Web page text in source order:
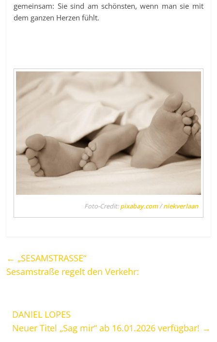
gemeinsam: Sie sind am schönsten, wenn man sie mit
dem ganzen Herzen fühlt.
Foto-Credit:pixabay.com/niekverlaan
← „SESAMSTRASSE“
Sesamstraße regelt den Verkehr:
DANIEL LOPES
Neuer Titel „Sag mir“ ab 16.01.2026 verfügbar! →